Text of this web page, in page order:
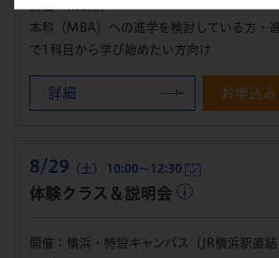
本科（MBA）への進学を検討している方・
で1科目から学び始めたい方向け
詳細 お申込み
8/29 （土） 10:00～12:30
体験クラス＆説明会
開催：横浜・特設キャンパス（JR横浜駅直